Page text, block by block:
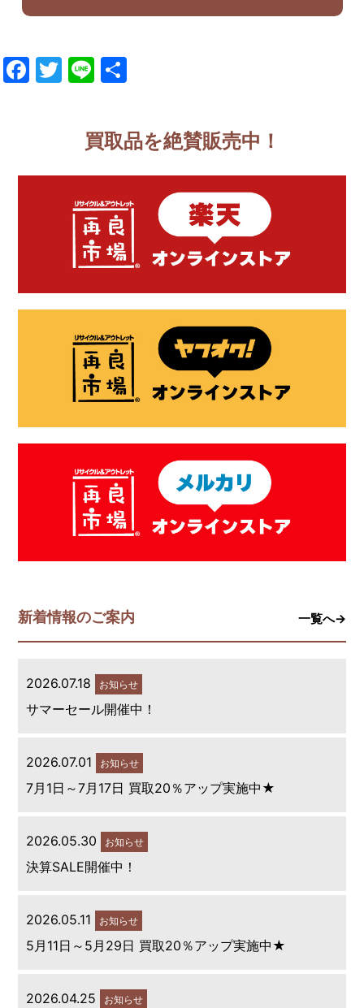
Facebook
Twitter
Line
買取品を絶賛販売中！
新着情報のご案内 一覧へ→
2026.07.18 お知らせ
サマーセール開催中！
2026.07.01 お知らせ
7月1日～7月17日 買取20％アップ実施中★
2026.05.30 お知らせ
決算SALE開催中！
2026.05.11 お知らせ
5月11日～5月29日 買取20％アップ実施中★
2026.04.25 お知らせ